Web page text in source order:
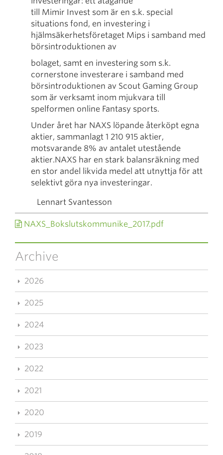
till Mimir Invest som är en s.k. special
situations fond, en investering i
hjälmsäkerhetsföretaget Mips i samband med
börsintroduktionen av
bolaget, samt en investering som s.k.
cornerstone investerare i samband med
börsintroduktionen av Scout Gaming Group
som är verksamt inom mjukvara till
spelformen online Fantasy sports.
Under året har NAXS löpande återköpt egna
aktier, sammanlagt 1 210 915 aktier,
motsvarande 8% av antalet utestående
aktier.NAXS har en stark balansräkning med
en stor andel likvida medel att utnyttja för att
selektivt göra nya investeringar.
Lennart Svantesson
NAXS_Bokslutskommunike_2017.pdf
Archive
2026
2025
2024
2023
2022
2021
2020
2019